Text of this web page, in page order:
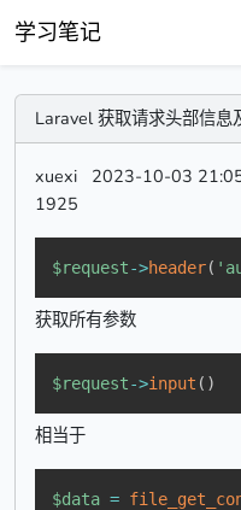
学习笔记
Laravel 获取请求头部信息
xuexi 2023-10-03
1925
$request->header(
获取所有参数
$request->input ( )
相当于
$data =